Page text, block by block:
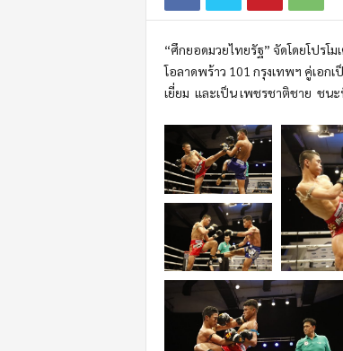
“ศึกยอดมวยไทยรัฐ” จัดโดยโปรโม
โอลาดพร้าว 101 กรุงเทพฯ คู่เอก
เยี่ยม และเป็นเพชรชาติชาย ชนะ